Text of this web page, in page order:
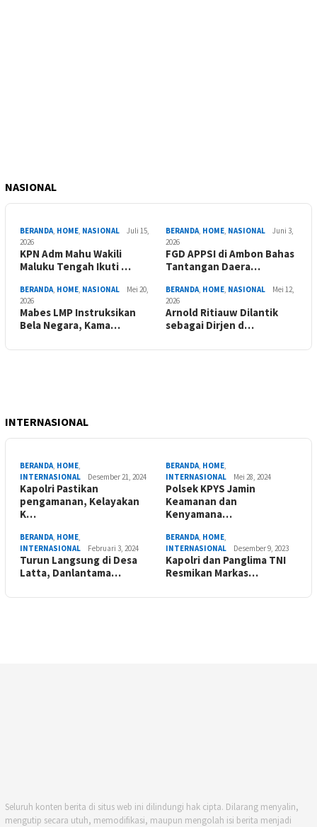
NASIONAL
BERANDA, HOME, NASIONAL
Juli 15,
2026
KPN Adm Mahu Wakili
Maluku Tengah Ikuti …
BERANDA, HOME, NASIONAL
Juni 3,
2026
FGD APPSI di Ambon Bahas
Tantangan Daera…
BERANDA, HOME, NASIONAL
Mei 20,
2026
Mabes LMP Instruksikan
Bela Negara, Kama…
BERANDA, HOME, NASIONAL
Mei 12,
2026
Arnold Ritiauw Dilantik
sebagai Dirjen d…
INTERNASIONAL
BERANDA, HOME,
INTERNASIONAL
Desember 21, 2024
Kapolri Pastikan
pengamanan, Kelayakan
K…
BERANDA, HOME,
INTERNASIONAL
Mei 28, 2024
Polsek KPYS Jamin
Keamanan dan
Kenyamana…
BERANDA, HOME,
INTERNASIONAL
Februari 3, 2024
Turun Langsung di Desa
Latta, Danlantama…
BERANDA, HOME,
INTERNASIONAL
Desember 9, 2023
Kapolri dan Panglima TNI
Resmikan Markas…
Seluruh konten berita di situs web ini dilindungi hak cipta. Dilarang menyalin,
mengutip secara utuh, memodifikasi, maupun mengolah isi berita menjadi